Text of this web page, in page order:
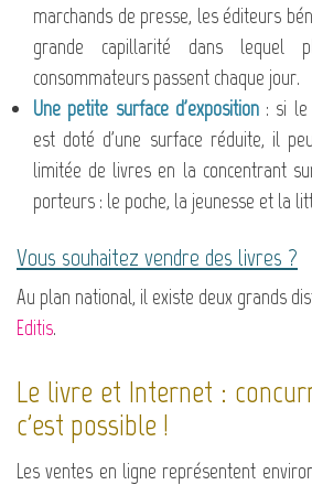
marchands de presse, les éditeurs
grande capillarité dans lequel
consommateurs passent chaque jour.
Une petite surface d'exposition : si le
est doté d'une surface réduite, il
limitée de livres en la concentrant
porteurs : le poche, la jeunesse et la
Vous souhaitez vendre des livres ?
Au plan national, il existe deux grands
Editis.
Le livre et Internet :
c'est possible !
Les ventes en ligne représentent